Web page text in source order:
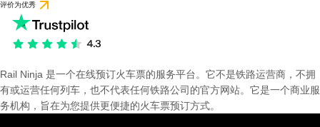
评价为优秀
Rail Ninja 是一个在线预订火车票的服务平台。它不是铁路运营商，不拥
有或运营任何列车，也不代表任何铁路公司的官方网站。它是一个商业服
务机构，旨在为您提供更便捷的火车票预订方式。